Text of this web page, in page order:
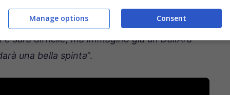
più occasioni che posso sfruttare. Quando
davanti, è stato un grande maestro, da lui
sarà difficile, ma immagino già un Dall’Ara
una bella spinta”.
Consent
Manage options